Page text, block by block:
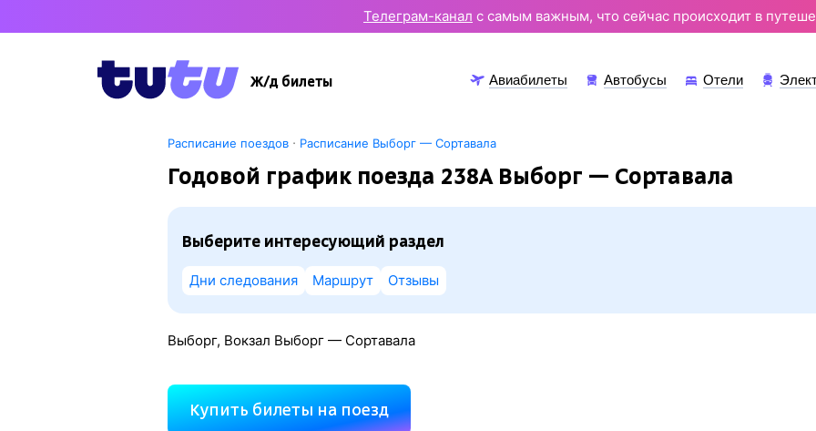
Телеграм-канал с самым важным, что сейчас происходит в
Ж/д билеты Авиабилеты Автобусы Отели
Расписание поездов· Расписание Выборг — Сортавала
Годовой график поезда 238А Выборг — Сортавала
Выберите интересующий раздел
Дни следования Маршрут Отзывы
Выборг, Вокзал Выборг — Сортавала
Купить билеты на поезд